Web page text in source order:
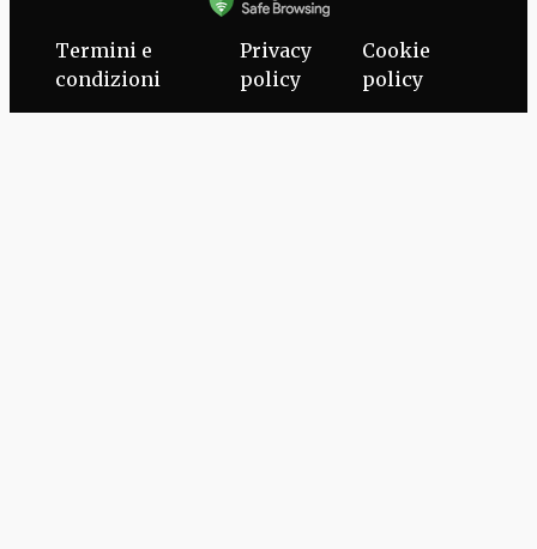
Termini e
condizioni
Privacy
policy
Cookie
policy